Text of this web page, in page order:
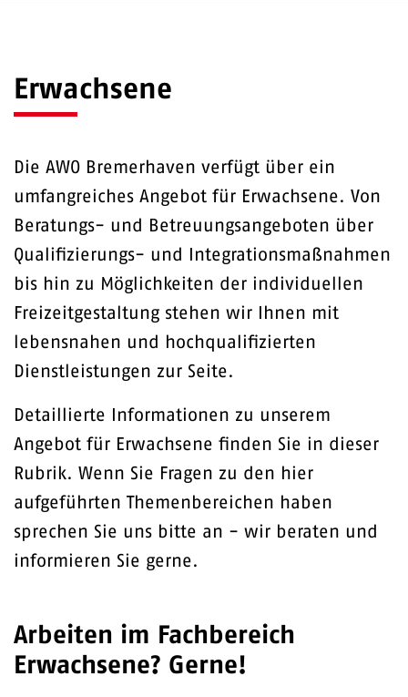
Erwachsene
Die AWO Bremerhaven verfügt über ein
umfangreiches Angebot für Erwachsene. Von
Beratungs- und Betreuungsangeboten über
Qualifizierungs- und Integrationsmaßnahmen
bis hin zu Möglichkeiten der individuellen
Freizeitgestaltung stehen wir Ihnen mit
lebensnahen und hochqualifizierten
Dienstleistungen zur Seite.
Detaillierte Informationen zu unserem
Angebot für Erwachsene finden Sie in dieser
Rubrik. Wenn Sie Fragen zu den hier
aufgeführten Themenbereichen haben
sprechen Sie uns bitte an - wir beraten und
informieren Sie gerne.
Arbeiten im Fachbereich
Erwachsene? Gerne!